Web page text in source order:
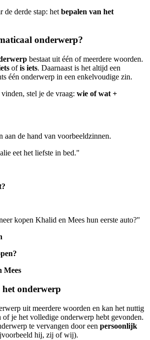
de derde stap: het bepalen van het
onderwerp?
bestaat uit één of meerdere woorden.
ofis iets. Daarnaast is het altijd een
één onderwerp in een enkelvoudige zin.
stel je de vraag: wie of wat +
aan de hand van voorbeeldzinnen.
eet het liefste in bed."
kopen Khalid en Mees hun eerste auto?"
Mees
onderwerp
uit meerdere woorden en kan het nuttig
je het volledige onderwerp hebt gevonden.
te vervangen door een persoonlijk
hij, zij of wij).